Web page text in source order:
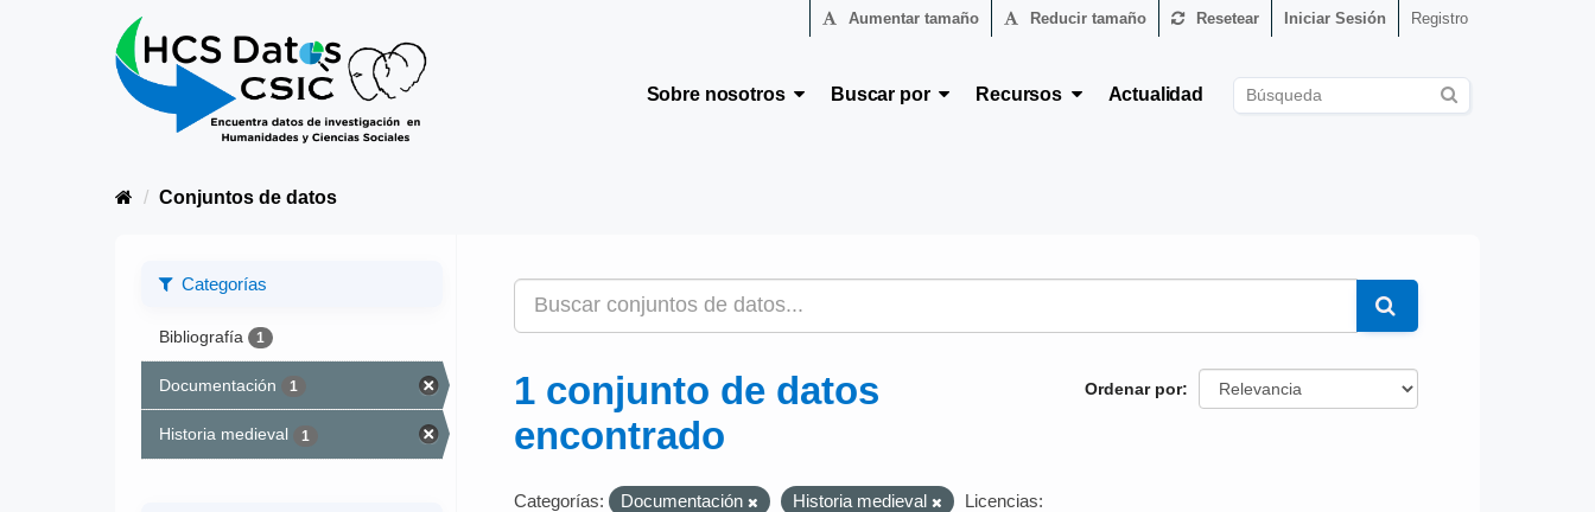
Aumentar tamaño Reducir tamaño Resetear Iniciar Sesión Registro
Sobre nosotros Buscar por Recursos Actualidad
Conjuntos de datos
Categorías
Bibliografía 1
Documentación 1
Historia medieval 1
Ordenar por
1 conjunto de datos
encontrado
Categorías: Documentación Historia medieval
Licencias: